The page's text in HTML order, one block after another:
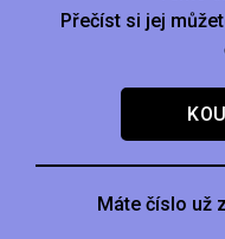
Přečíst si jej
Máte číslo už